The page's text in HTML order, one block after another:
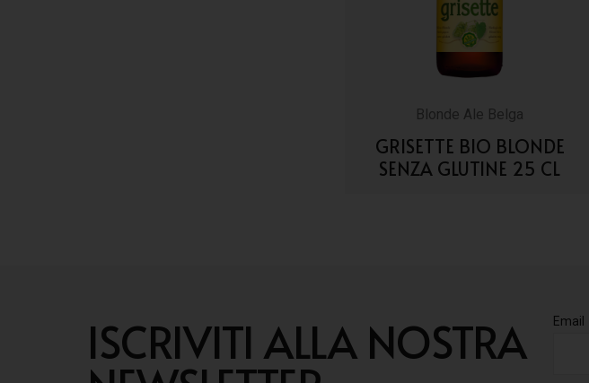
Blonde Ale Belga
GRISETTE BIO BLONDE
SENZA GLUTINE 25 CL
ISCRIVITI ALLA NOSTRA Email